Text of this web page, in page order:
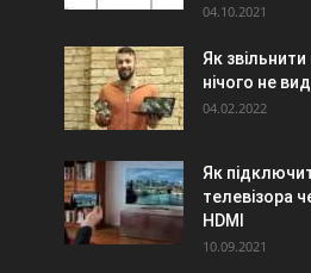
04.10.2021
Як
нічого не
04.02.2022
Як
телевізора
HDMI
10.09.2021